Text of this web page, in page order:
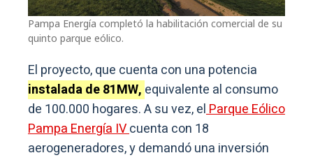
Pampa Energía completó la habilitación comercial de su
quinto parque eólico.
El proyecto, que cuenta con una potencia
instalada de 81MW, equivalente al consumo
de 100.000 hogares. A su vez, elParque Eólico
Pampa Energía IVcuenta con 18
aerogeneradores, y demandó una inversión